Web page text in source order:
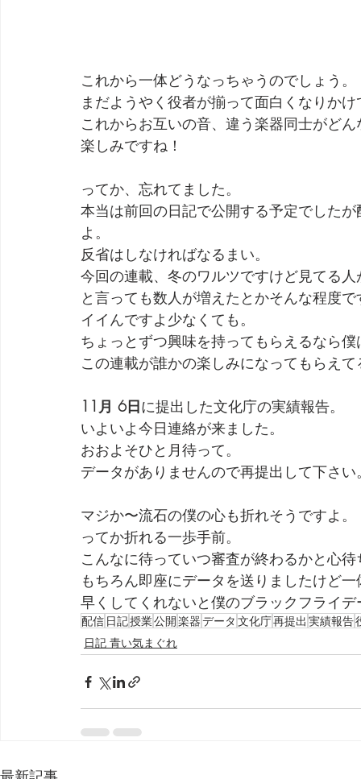
これから一体どうなっちゃうのでしょう。
まだようやく役者が揃って面白くなりか
これからお互いの音、違う楽器同士がど
楽しみですね！
ってか、忘れてました。
本当は前回の日記で公開する予定でした
よ。
反省はしなければなるまい。
今回の連載、冬のワルツですけど見てる
と言っても数人が増えたとかそんな程度
イイんですよ少なくても。
ちょっとずつ興味を持ってもらえるなら
この連載が誰かの楽しみになってもらえ
11月 6日に提出した文化庁の実績報告。
いよいよ今日連絡が来ました。
おおよそひと月待って。
データがありませんので再提出して下さい
マジか〜流石の僕の心も折れそうですよ。
ってか折れる一歩手前。
こんなに待っていつ審査が終わるかと心
もちろん即座にデータを送りましたけど
早くしてくれないと僕のブラックフライ
配信 日記授業公開楽器データ 文化庁再提出 実績報告
日記 青い気まぐれ